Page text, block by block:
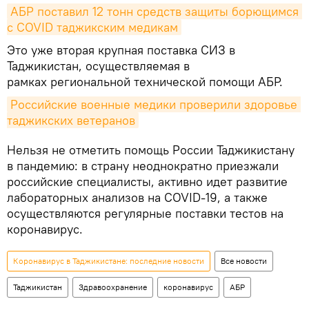
АБР поставил 12 тонн средств защиты борющимся
с COVID таджикским медикам
Это уже вторая крупная поставка СИЗ в
Таджикистан, осуществляемая в
рамках региональной технической помощи АБР.
Российские военные медики проверили здоровье
таджикских ветеранов
Нельзя не отметить помощь России Таджикистану
в пандемию: в страну неоднократно приезжали
российские специалисты, активно идет развитие
лабораторных анализов на COVID-19, а также
осуществляются регулярные поставки тестов на
коронавирус.
Коронавирус в Таджикистане: последние новости Все новости
Таджикистан Здравоохранение коронавирус АБР